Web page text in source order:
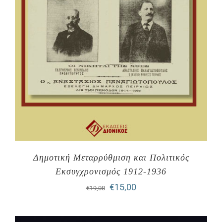
Δημοτική Μεταρρύθμιση και Πολιτικός
Εκσυγχρονισμός 1912-1936
€19,08
Original
€15,00Η